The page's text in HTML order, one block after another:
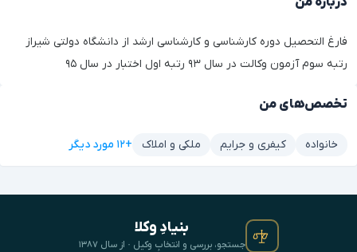
فارغ التحصیل دوره کارشناسی و کارشناسی ارشد از دانشگاه دولتی شیراز
رتبه سوم آزمون وکالت در سال ۹۳ رتبه اول اختبار در سال ۹۵
تخصص‌های من
خانواده کیفری و جرایم ملکی و املاک +۱۲ مورد دیگر
بنیادِ وکلا
جستجو، بررسی و انتخابِ وکیل · از سال ۱۳۸۷